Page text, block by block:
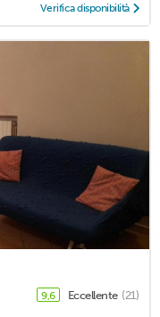
Verifica disponibilità
9,6 Eccellente (21)